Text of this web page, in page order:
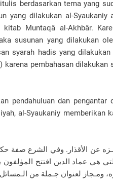
berdasarkan tema yang
yang dilakukan al-Syaukaniy
Muntaqâ al-Akhbâr.
susunan yang dilakukan
syarah hadis yang
pembahasan dilakukan
pendahuluan dan
al-Syaukaniy memberikan
هي عماد الدين افتتح
ومـجاز لعنوان جـملة من الـمسائل